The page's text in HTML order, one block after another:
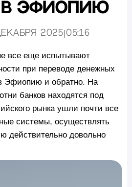
в Эфиопию
2025 05:16
все еще испытывают
при переводе денежных
Эфиопию и обратно. На
банков находятся под
рынка ушли почти все
системы, осуществлять
действительно довольно